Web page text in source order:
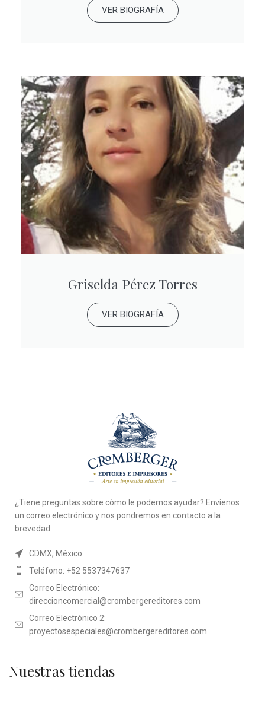
VER BIOGRAFÍA
Griselda Pérez Torres
VER BIOGRAFÍA
¿Tiene preguntas sobre cómo le podemos ayudar? Envíenos
un correo electrónico y nos pondremos en contacto a la
brevedad.
CDMX, México.
Teléfono: +52 5537347637
Correo Electrónico:
direccioncomercial@crombergereditores.com
Correo Electrónico 2:
proyectosespeciales@crombergereditores.com
Nuestras tiendas